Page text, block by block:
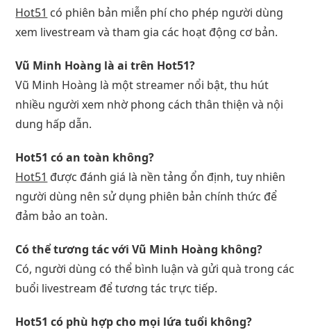
Hot51 có phiên bản miễn phí cho phép người dùng
xem livestream và tham gia các hoạt động cơ bản.
Vũ Minh Hoàng là ai trên Hot51?
Vũ Minh Hoàng là một streamer nổi bật, thu hút
nhiều người xem nhờ phong cách thân thiện và nội
dung hấp dẫn.
Hot51 có an toàn không?
Hot51 được đánh giá là nền tảng ổn định, tuy nhiên
người dùng nên sử dụng phiên bản chính thức để
đảm bảo an toàn.
Có thể tương tác với Vũ Minh Hoàng không?
Có, người dùng có thể bình luận và gửi quà trong các
buổi livestream để tương tác trực tiếp.
Hot51 có phù hợp cho mọi lứa tuổi không?